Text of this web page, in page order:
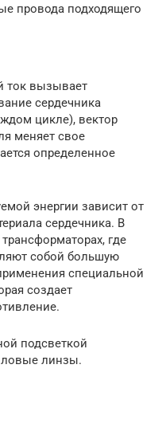
провода подходящего
ток вызывает
сердечника
цикле), вектор
меняет свое
определенное
энергии зависит от
сердечника. В
где
собой большую
специальной
создает
подсветкой
линзы.